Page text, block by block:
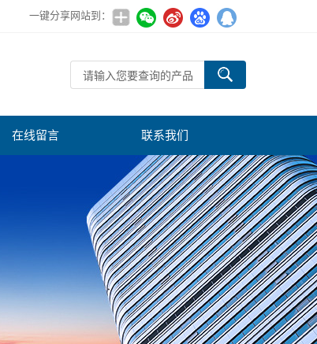
一键分享网站到：
在线留言 联系我们